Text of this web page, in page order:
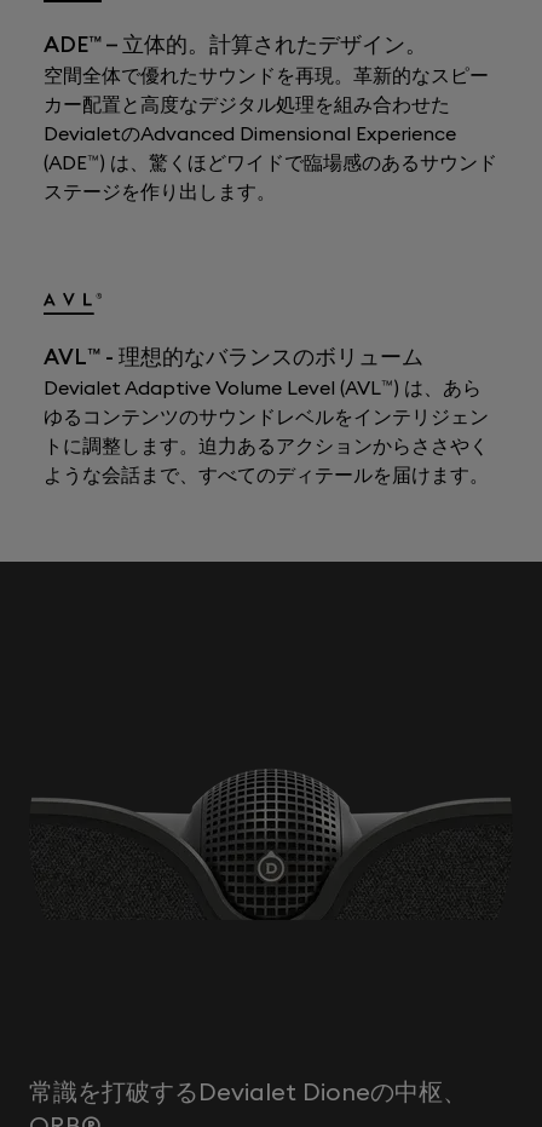
ADE™ – 立体的。計算されたデザイン。
空間全体で優れたサウンドを再現。革新的なスピー
カー配置と高度なデジタル処理を組み合わせた
DevialetのAdvanced Dimensional Experience
(ADE™) は、驚くほどワイドで臨場感のあるサウンド
ステージを作り出します。
AVL™ - 理想的なバランスのボリューム
Devialet Adaptive Volume Level (AVL™) は、あら
ゆるコンテンツのサウンドレベルをインテリジェン
トに調整します。迫力あるアクションからささやく
ような会話まで、すべてのディテールを届けます。
常識を打破するDevialet Dioneの中枢、